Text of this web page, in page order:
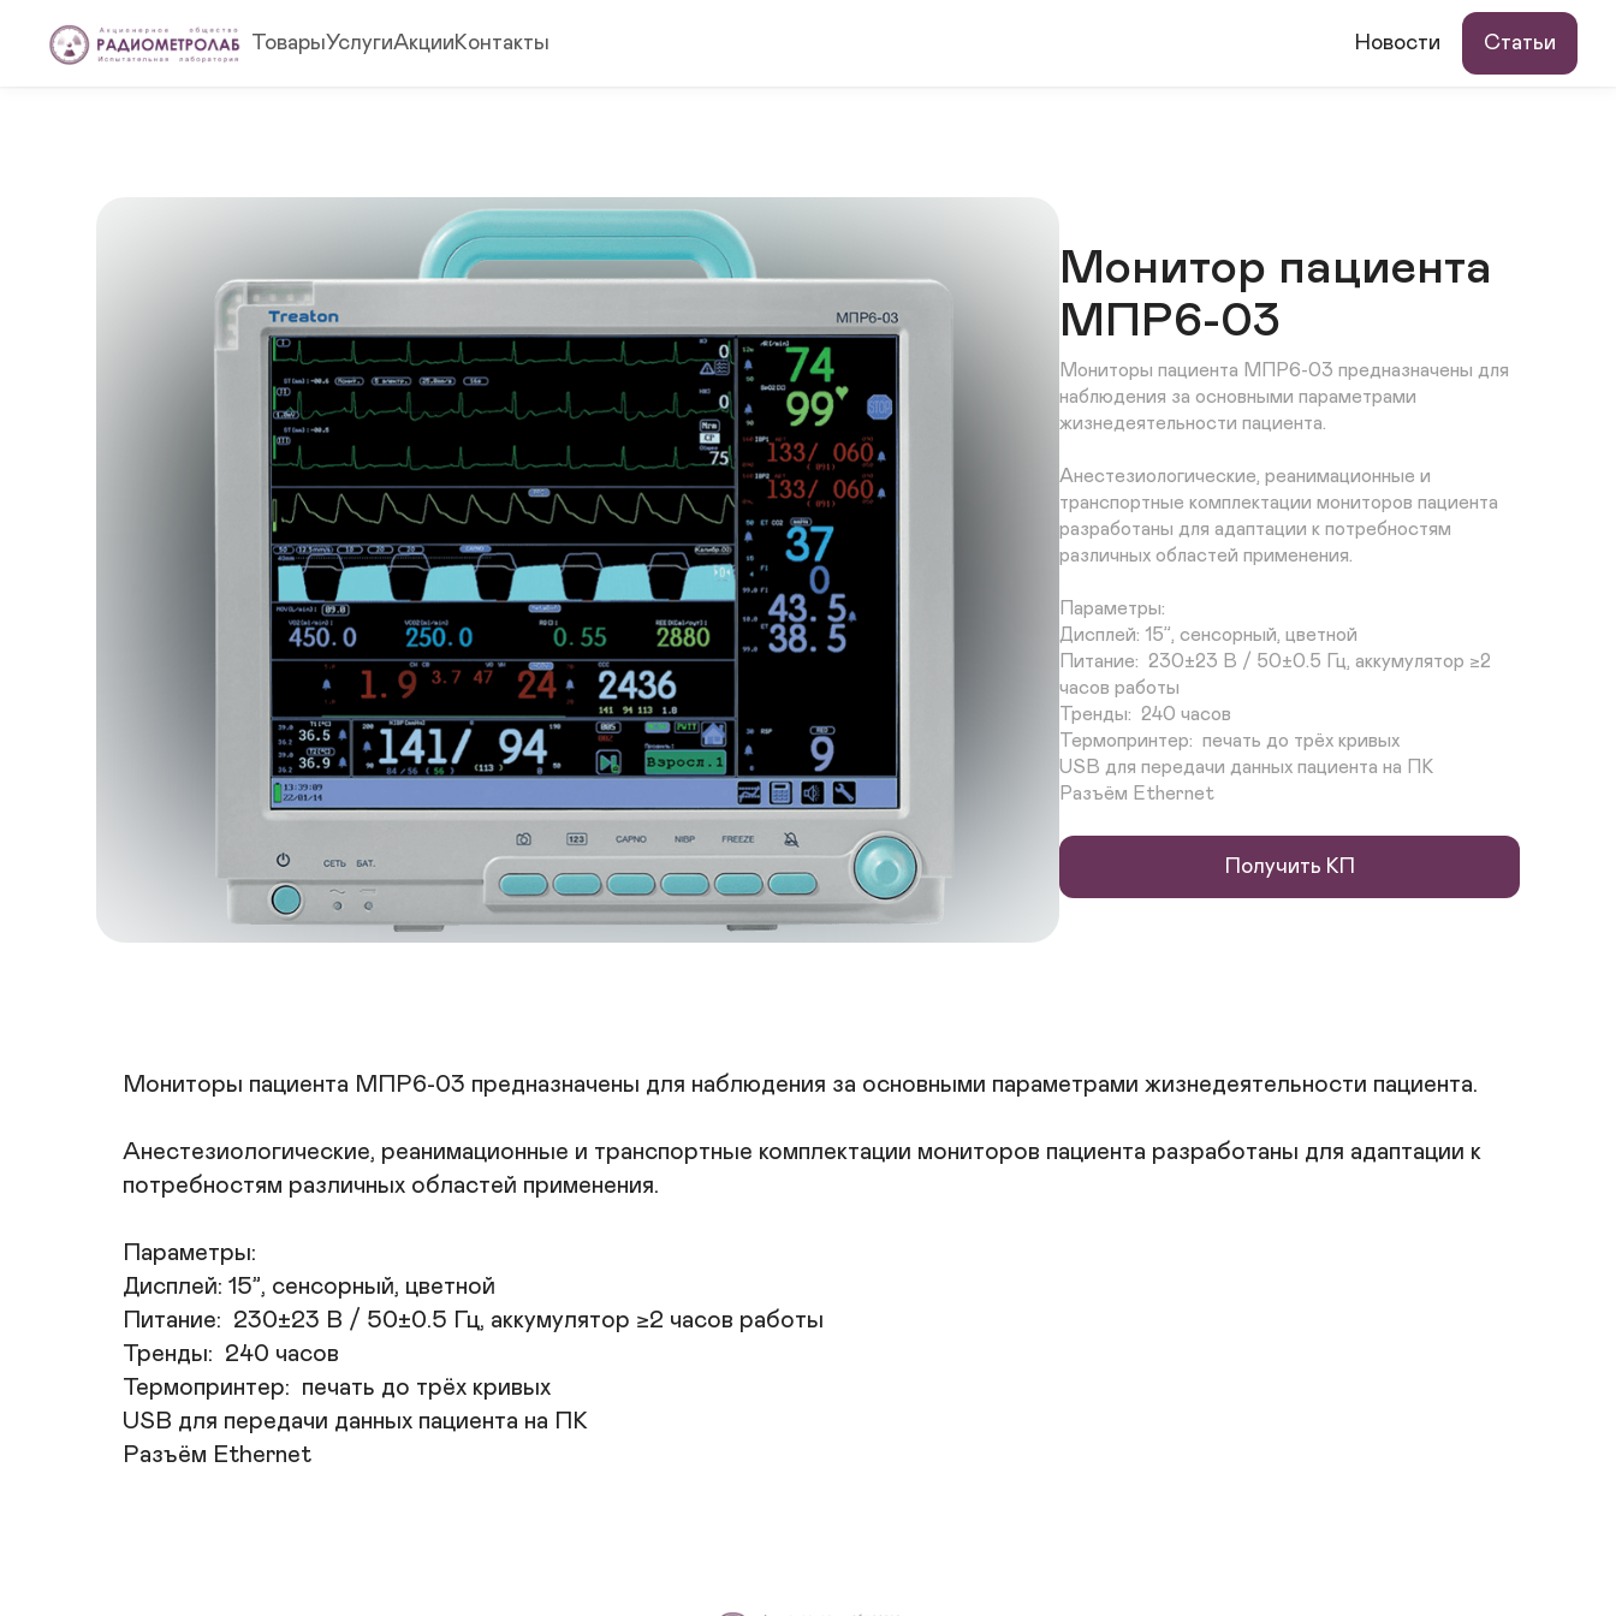
ТоварыУслугиАкцииКонтакты Новости Статьи
Монитор пациента
МПР6-03
Мониторы пациента МПР6-03 предназначены для
наблюдения за основными параметрами
жизнедеятельности пациента.
Анестезиологические, реанимационные и
транспортные комплектации мониторов пациента
разработаны для адаптации к потребностям
различных областей применения.
Параметры:
Дисплей: 15”, сенсорный, цветной
Питание:  230±23 В / 50±0.5 Гц, аккумулятор ≥2
часов работы
Тренды:  240 часов
Термопринтер:  печать до трёх кривых
USB для передачи данных пациента на ПК
Разъём Ethernet
Получить КП
Мониторы пациента МПР6-03 предназначены для наблюдения за основными параметрами жизнедеятельности пациента.
Анестезиологические, реанимационные и транспортные комплектации мониторов пациента разработаны для адаптации к
потребностям различных областей применения.
Параметры:
Дисплей: 15”, сенсорный, цветной
Питание:  230±23 В / 50±0.5 Гц, аккумулятор ≥2 часов работы
Тренды:  240 часов
Термопринтер:  печать до трёх кривых
USB для передачи данных пациента на ПК
Разъём Ethernet